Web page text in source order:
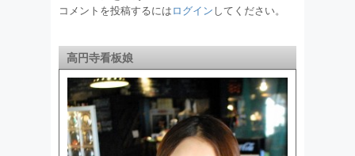
コメントを投稿するにはログインしてください。
高円寺看板娘